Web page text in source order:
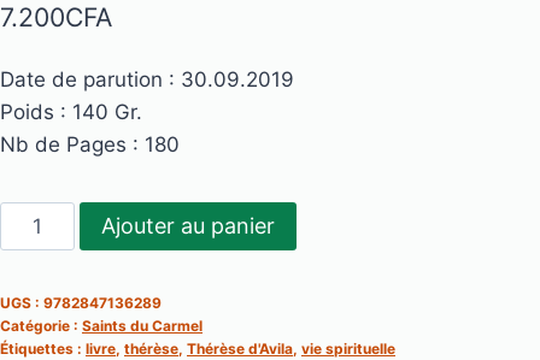
7.200CFA
Date de parution : 30.09.2019
Poids : 140 Gr.
Nb de Pages : 180
quantité
de
d'Avila,
qui
Ajouter au panier
UGS : 9782847136289
Catégorie : Saints du Carmel
Étiquettes : livre, thérèse, Thérèse d'Avila, vie spirituelle